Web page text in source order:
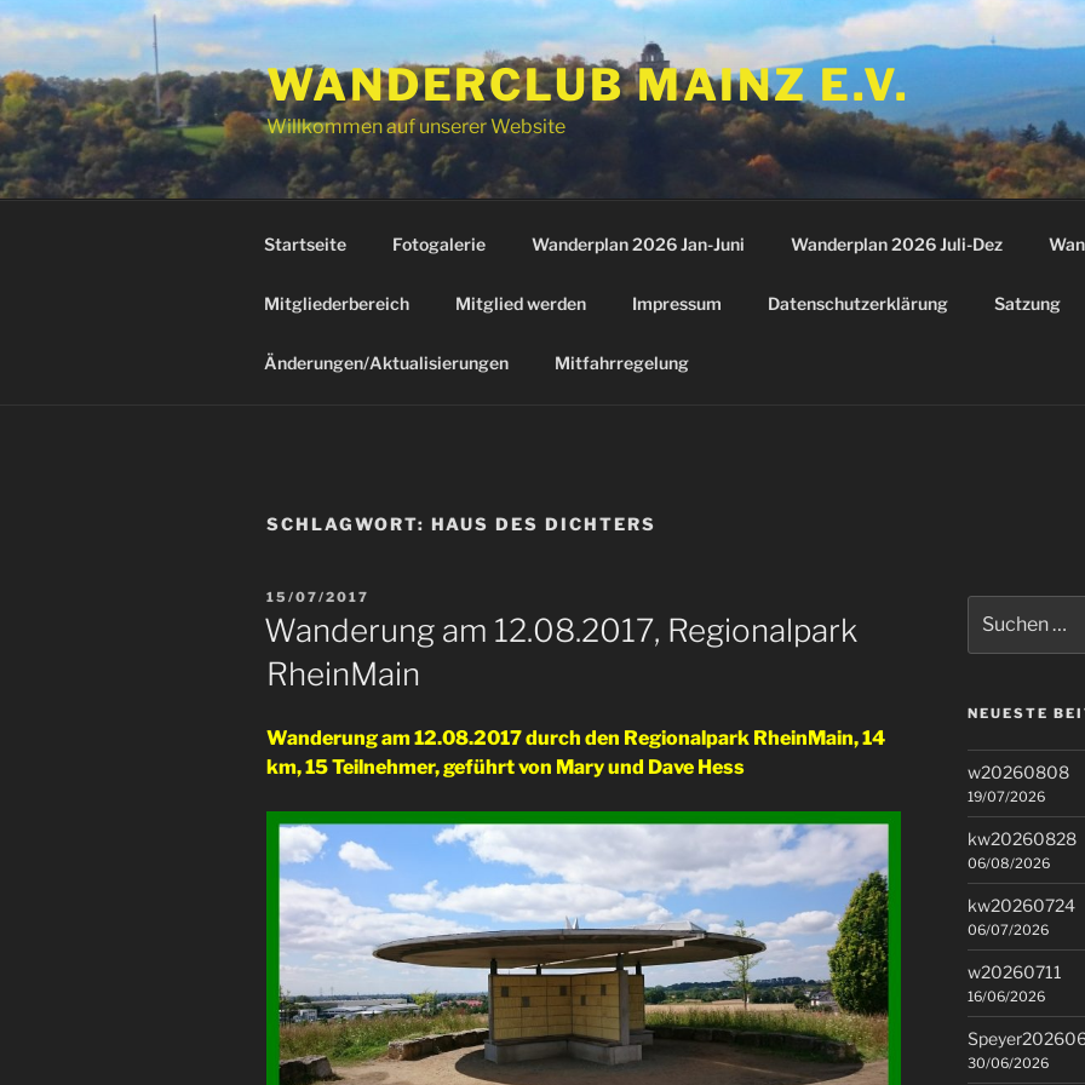
Zum
Inhalt
springen
WANDERCLUB MAINZ E.V.
Willkommen auf unserer Website
Startseite Fotogalerie Wanderplan 2026 Jan-Juni Wanderplan 2026 Juli-Dez
Mitgliederbereich Mitglied werden Impressum Datenschutzerklärung Satzung
Änderungen/Aktualisierungen Mitfahrregelung
SCHLAGWORT: HAUS DES DICHTERS
VERÖFFENTLICHT
AM
15/07/2017
Wanderung am 12.08.2017, Regionalpark
RheinMain
Wanderung am 12.08.2017 durch den Regionalpark RheinMain, 14
km, 15 Teilnehmer, geführt von Mary und Dave Hess
nach:
NEUESTE
w20260808
19/07/2026
kw20260828
06/08/2026
kw20260724
06/07/2026
w20260711
16/06/2026
30/06/2026